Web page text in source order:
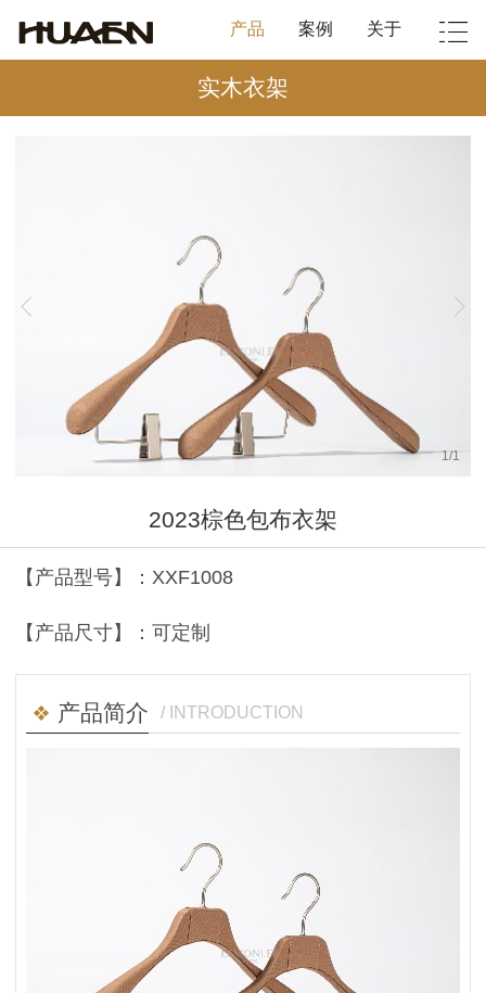
产品 案例 关于
实木衣架
1 /1
2023棕色包布衣架
【产品型号】：XXF1008
【产品尺寸】：可定制
产品简介 / INTRODUCTION